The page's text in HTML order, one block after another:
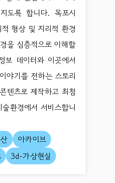
도록 합니다. 목포시
형상 및 지리적 환경
을 심층적으로 이해할
데이터와 이곳에서
야기를 전하는 스토리
텐츠로 제작하고 최첨
환경에서 서비스합니
아카이브
3d-가상현실